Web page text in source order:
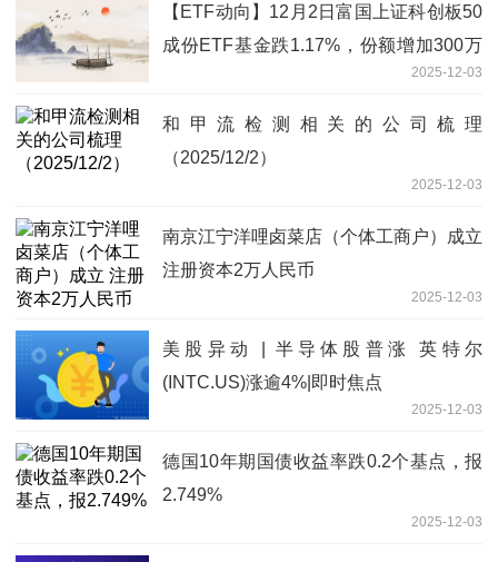
【ETF动向】12月2日富国上证科创板50
成份ETF基金跌1.17%，份额增加300万
2025-12-03
和甲流检测相关的公司梳理
（2025/12/2）
2025-12-03
南京江宁洋哩卤菜店（个体工商户）成立
注册资本2万人民币
2025-12-03
美股异动 | 半导体股普涨 英特尔
(INTC.US)涨逾4%|即时焦点
2025-12-03
德国10年期国债收益率跌0.2个基点，报
2.749%
2025-12-03